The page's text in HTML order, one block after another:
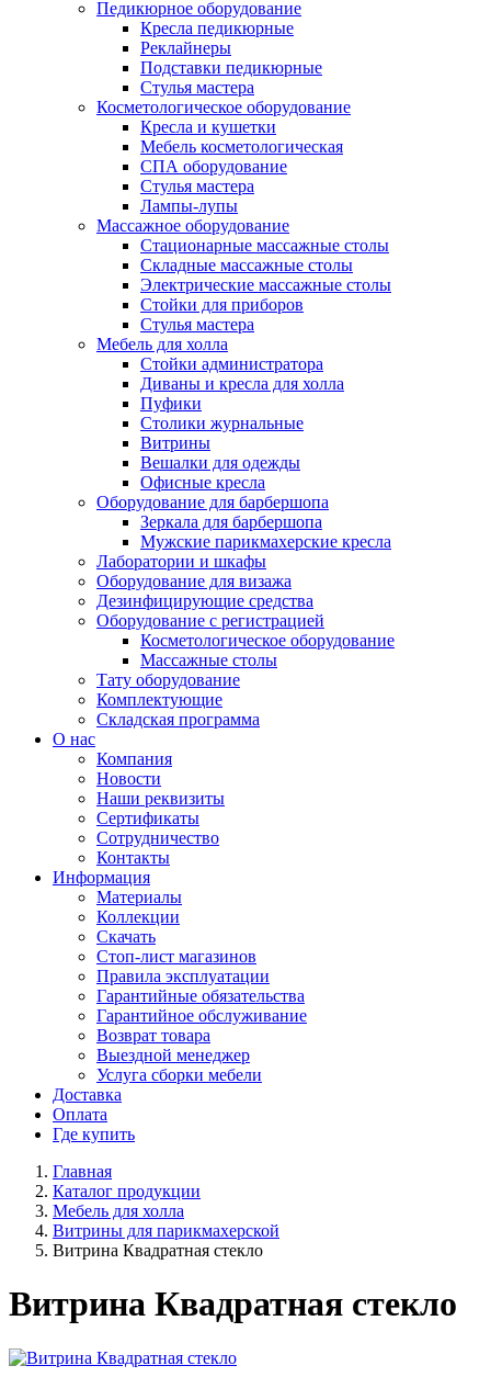
Педикюрное оборудование
Кресла педикюрные
Реклайнеры
Подставки педикюрные
Стулья мастера
Косметологическое оборудование
Кресла и кушетки
Мебель косметологическая
СПА оборудование
Стулья мастера
Лампы-лупы
Массажное оборудование
Стационарные массажные столы
Складные массажные столы
Электрические массажные столы
Стойки для приборов
Стулья мастера
Мебель для холла
Стойки администратора
Диваны и кресла для холла
Пуфики
Столики журнальные
Витрины
Вешалки для одежды
Офисные кресла
Оборудование для барбершопа
Зеркала для барбершопа
Мужские парикмахерские кресла
Лаборатории и шкафы
Оборудование для визажа
Дезинфицирующие средства
Оборудование с регистрацией
Косметологическое оборудование
Массажные столы
Тату оборудование
Комплектующие
Складская программа
О нас
Компания
Новости
Наши реквизиты
Сертификаты
Сотрудничество
Контакты
Информация
Материалы
Коллекции
Скачать
Стоп-лист магазинов
Правила эксплуатации
Гарантийные обязательства
Гарантийное обслуживание
Возврат товара
Выездной менеджер
Услуга сборки мебели
Доставка
Оплата
Где купить
Главная
Каталог продукции
Мебель для холла
Витрины для парикмахерской
Витрина Квадратная стекло
Витрина Квадратная стекло